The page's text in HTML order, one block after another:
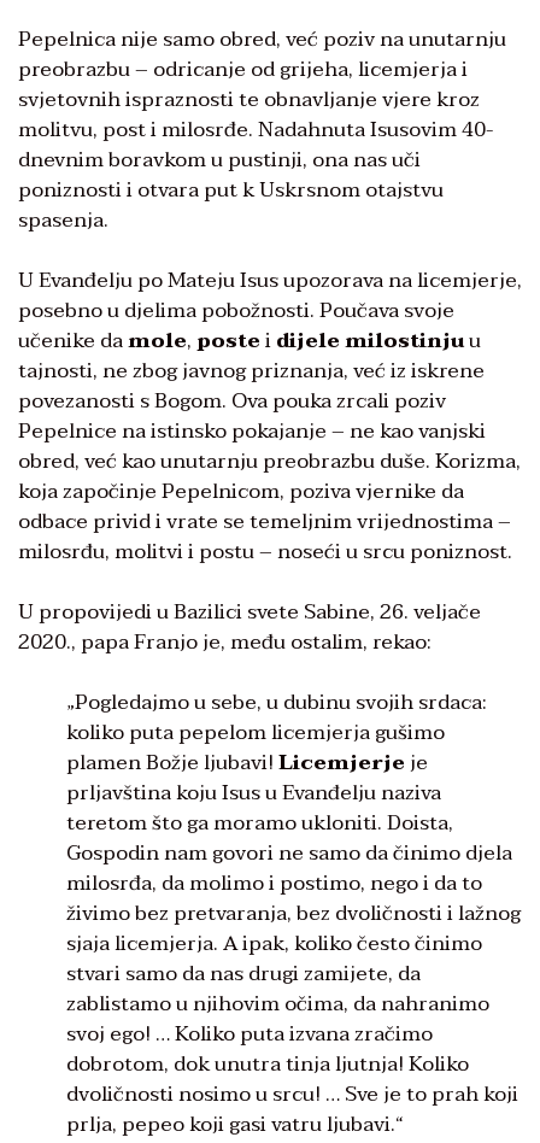
Pepelnica nije samo obred, već poziv na unutarnju
preobrazbu – odricanje od grijeha, licemjerja i
svjetovnih ispraznosti te obnavljanje vjere kroz
molitvu, post i milosrđe. Nadahnuta Isusovim 40-
dnevnim boravkom u pustinji, ona nas uči
poniznosti i otvara put k Uskrsnom otajstvu
spasenja.
U Evanđelju po Mateju Isus upozorava na licemjerje,
posebno u djelima pobožnosti. Poučava svoje
učenike damole,posteidijele milostinjuu
tajnosti, ne zbog javnog priznanja, već iz iskrene
povezanosti s Bogom. Ova pouka zrcali poziv
Pepelnice na istinsko pokajanje – ne kao vanjski
obred, već kao unutarnju preobrazbu duše. Korizma,
koja započinje Pepelnicom, poziva vjernike da
odbace privid i vrate se temeljnim vrijednostima –
milosrđu, molitvi i postu – noseći u srcu poniznost.
U propovijedi u Bazilici svete Sabine, 26. veljače
2020., papa Franjo je, među ostalim, rekao:
„Pogledajmo u sebe, u dubinu svojih srdaca:
koliko puta pepelom licemjerja gušimo
plamen Božje ljubavi!Licemjerjeje
prljavština koju Isus u Evanđelju naziva
teretom što ga moramo ukloniti. Doista,
Gospodin nam govori ne samo da činimo djela
milosrđa, da molimo i postimo, nego i da to
živimo bez pretvaranja, bez dvoličnosti i lažnog
sjaja licemjerja. A ipak, koliko često činimo
stvari samo da nas drugi zamijete, da
zablistamo u njihovim očima, da nahranimo
svoj ego! … Koliko puta izvana zračimo
dobrotom, dok unutra tinja ljutnja! Koliko
dvoličnosti nosimo u srcu! … Sve je to prah koji
prlja, pepeo koji gasi vatru ljubavi.“